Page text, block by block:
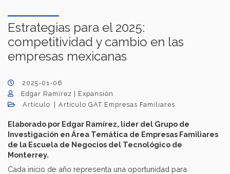
Estrategias para el 2025:
competitividad y cambio en las
empresas mexicanas
2025-01-06
Edgar Ramírez | Expansión
Artículo
Artículo GAT Empresas Familiares
Elaborado por Edgar Ramírez, líder del Grupo de
Investigación en Área Temática de Empresas Familiares
de la Escuela de Negocios del Tecnológico de
Monterrey.
Cada inicio de año representa una oportunidad para